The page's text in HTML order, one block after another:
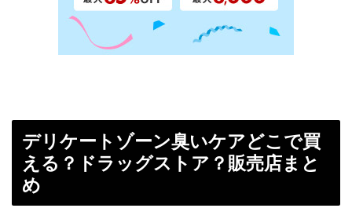
デリケートゾーン臭いケアどこで買
える？ドラッグストア？販売店まと
め